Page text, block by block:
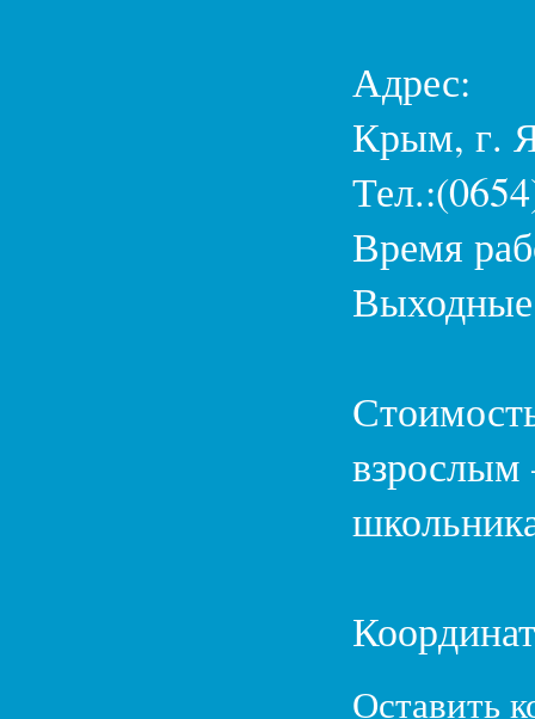
Адрес:
Крым, г.
Время
взрослым
Оставить